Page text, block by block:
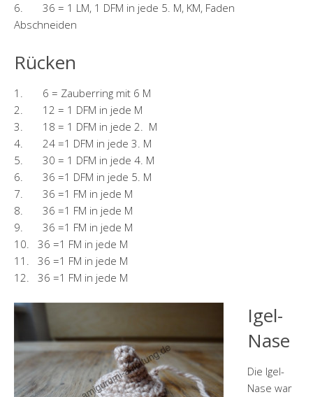
6. 36 = 1 LM, 1 DFM in jede 5. M, KM, Faden
Abschneiden
Rücken
1. 6 = Zauberring mit 6 M
2. 12 = 1 DFM in jede M
3. 18 = 1 DFM in jede 2. M
4. 24 =1 DFM in jede 3. M
5. 30 = 1 DFM in jede 4. M
6. 36 =1 DFM in jede 5. M
7. 36 =1 FM in jede M
8. 36 =1 FM in jede M
9. 36 =1 FM in jede M
10. 36 =1 FM in jede M
11. 36 =1 FM in jede M
12. 36 =1 FM in jede M
Igel-
Nase
Die Igel-
Nase war